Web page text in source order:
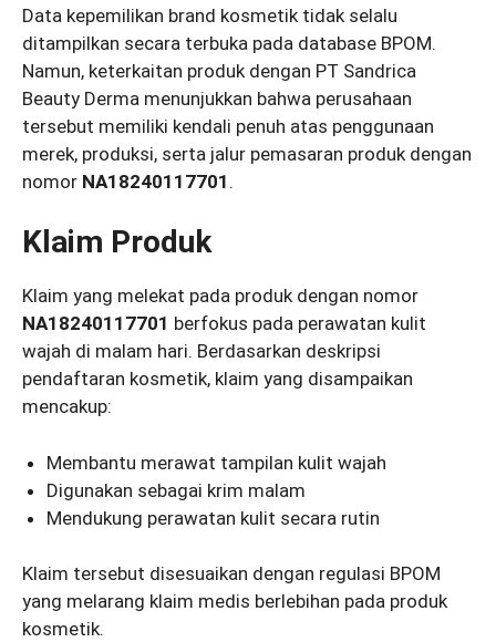
Data kepemilikan brand kosmetik tidak selalu
ditampilkan secara terbuka pada database BPOM.
Namun, keterkaitan produk dengan PT Sandrica
Beauty Derma menunjukkan bahwa perusahaan
tersebut memiliki kendali penuh atas penggunaan
merek, produksi, serta jalur pemasaran produk dengan
nomor NA18240117701 .
Klaim Produk
Klaim yang melekat pada produk dengan nomor
NA18240117701 berfokus pada perawatan kulit
wajah di malam hari. Berdasarkan deskripsi
pendaftaran kosmetik, klaim yang disampaikan
mencakup:
Membantu merawat tampilan kulit wajah
Digunakan sebagai krim malam
Mendukung perawatan kulit secara rutin
Klaim tersebut disesuaikan dengan regulasi BPOM
yang melarang klaim medis berlebihan pada produk
kosmetik.